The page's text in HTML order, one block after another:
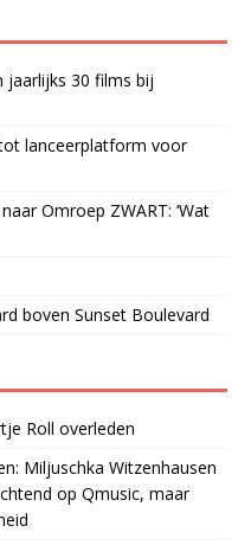
jaarlijks 30 films bij
lanceerplatform voor
Omroep ZWART: ‘Wat
boven Sunset Boulevard
Roll overleden
Miljuschka Witzenhausen
op Qmusic, maar